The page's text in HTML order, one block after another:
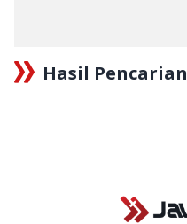
Hasil Pencarian